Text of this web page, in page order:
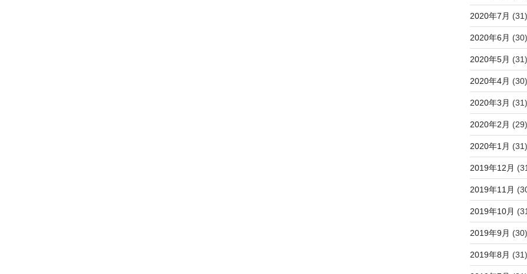
2020年7月 (31)
2020年6月 (30)
2020年5月 (31)
2020年4月 (30)
2020年3月 (31)
2020年2月 (29)
2020年1月 (31)
2019年12月
2019年11月
2019年10月
2019年9月 (30)
2019年8月 (31)